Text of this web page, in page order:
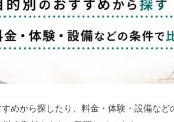
めから探したり、料金・体験・設備な